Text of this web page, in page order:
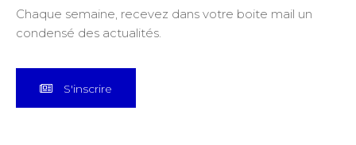
Chaque semaine, recevez dans votre boite mail un
condensé des actualités.
S'inscrire